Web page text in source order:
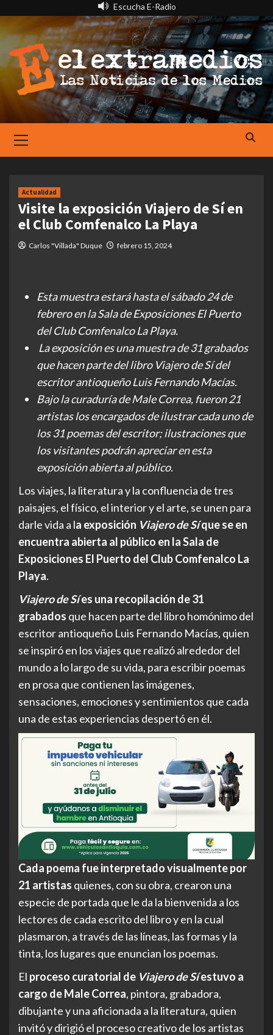
contenido
Escucha E-Radio
Menu
Actualidad
Visite la exposición Viajero de Sí en
el Club Comfenalco La Playa
Carlos "Villada" Duque febrero 15, 2024
Esta muestra estará hasta el sábado 24 de
febrero en la Sala de Exposiciones El Puerto
del Club Comfenalco La Playa.
La exposición es una muestra de 31 grabados
que hacen parte del libro Viajero de Sí del
escritor antioqueño Luis Fernando Macías.
Bajo la curaduría de Male Correa, fueron 21
artistas los encargados de ilustrar cada uno de
los 31 poemas del escritor; ilustraciones que
los visitantes podrán apreciar en esta
exposición abierta al público.
Los viajes, la literatura y la confluencia de tres
paisajes, el físico, el interior y el arte, se unen para
darle vida a la exposición Viajero de Síque se en
encuentra abierta al público en la Sala de
Exposiciones El Puerto del Club Comfenalco La
Playa.
Viajero de Síes una recopilación de 31
grabados que hacen parte del libro homónimo del
escritor antioqueño Luis Fernando Macías, quien
se inspiró en los viajes que realizó alrededor del
mundo a lo largo de su vida, para escribir poemas
en prosa que contienen las imágenes,
sensaciones, emociones y sentimientos que cada
una de estas experiencias despertó en él.
Cada poema fue interpretado visualmente por
21 artistas quienes, con su obra, crearon una
especie de portada que le da la bienvenida a los
lectores de cada escrito del libro y en la cual
plasmaron, a través de las líneas, las formas y la
tinta, los lugares que enuncian los poemas.
El proceso curatorial de Viajero de Síestuvo a
cargo de Male Correa, pintora, grabadora,
dibujante y una aficionada a la literatura, quien
invitó y dirigió el proceso creativo de los artistas